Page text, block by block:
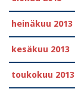
heinäkuu 2013
kesäkuu 2013
toukokuu 2013